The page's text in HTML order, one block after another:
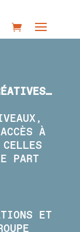
À
PART
ET